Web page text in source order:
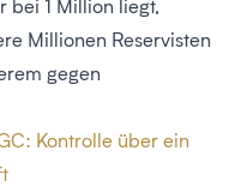
bei 1 Million liegt,
Millionen Reservisten
gegen
Kontrolle über ein